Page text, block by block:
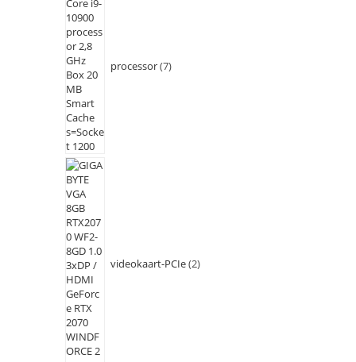
processor 7
videokaart-PCIe 2